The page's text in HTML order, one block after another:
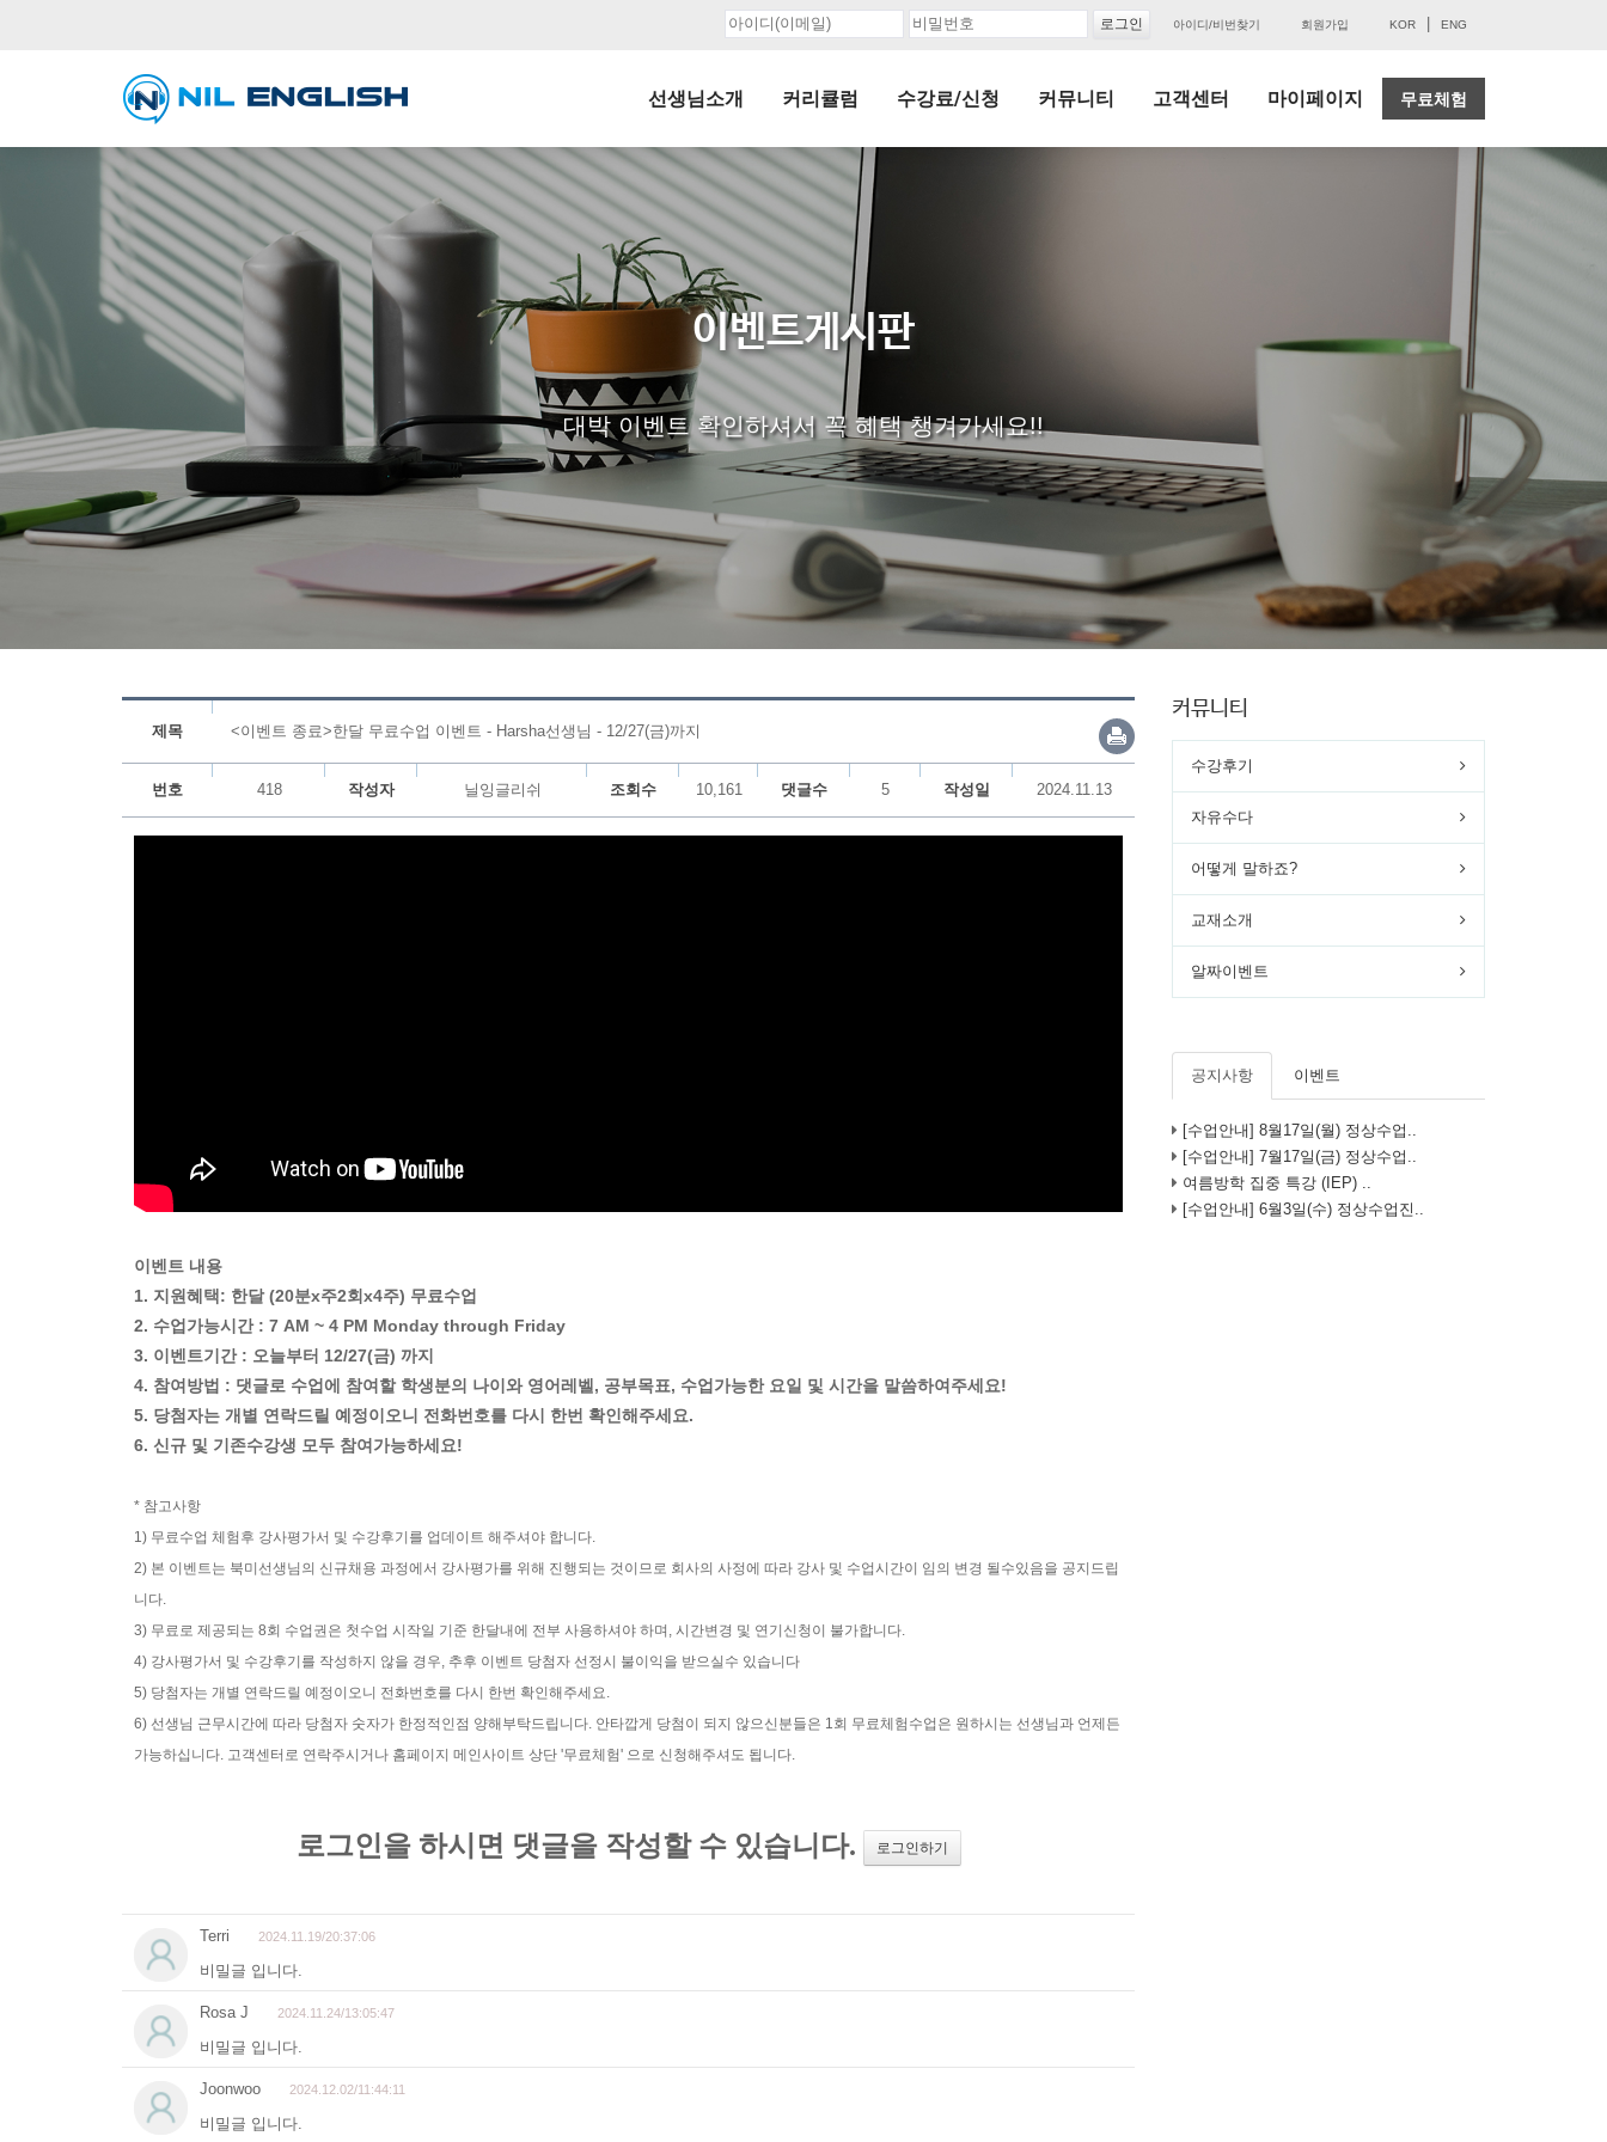
아이디/비번찾기 회원가입 KOR ENG
선생님소개 커리큘럼 수강료/신청 커뮤니티 고객센터 마이페이지 무료체험
이벤트게시판
대박 이벤트 확인하셔서 꼭 혜택 챙겨가세요!!
제목 <이벤트 종료>한달 무료수업 이벤트 - Harsha선생님 - 12/27(금)까지
번호 418 작성자 닐잉글리쉬 조회수 10,161 댓글수 5 작성일 2024.11.13
이벤트 내용
1. 지원혜택: 한달 (20분x주2회x4주) 무료수업
2. 수업가능시간 : 7 AM ~ 4 PM Monday through Friday
3. 이벤트기간 : 오늘부터 12/27(금) 까지
4. 참여방법 : 댓글로 수업에 참여할 학생분의 나이와 영어레벨, 공부목표, 수업가능한 요일 및 시간을 말씀하여주세요!
5. 당첨자는 개별 연락드릴 예정이오니 전화번호를 다시 한번 확인해주세요.
6. 신규 및 기존수강생 모두 참여가능하세요!
* 참고사항
1) 무료수업 체험후 강사평가서 및 수강후기를 업데이트 해주셔야 합니다.
2) 본 이벤트는 북미선생님의 신규채용 과정에서 강사평가를 위해 진행되는 것이므로 회사의 사정에 따라 강사 및 수업시간이 임의 변경 될수있음을 공지드립
니다.
3) 무료로 제공되는 8회 수업권은 첫수업 시작일 기준 한달내에 전부 사용하셔야 하며, 시간변경 및 연기신청이 불가합니다.
4) 강사평가서 및 수강후기를 작성하지 않을 경우, 추후 이벤트 당첨자 선정시 불이익을 받으실수 있습니다
5) 당첨자는 개별 연락드릴 예정이오니 전화번호를 다시 한번 확인해주세요.
6) 선생님 근무시간에 따라 당첨자 숫자가 한정적인점 양해부탁드립니다. 안타깝게 당첨이 되지 않으신분들은 1회 무료체험수업은 원하시는 선생님과 언제든
가능하십니다. 고객센터로 연락주시거나 홈페이지 메인사이트 상단 '무료체험' 으로 신청해주셔도 됩니다.
커뮤니티
수강후기
자유수다
어떻게 말하죠?
교재소개
알짜이벤트
공지사항 이벤트
[수업안내] 8월17일(월) 정상수업..
[수업안내] 7월17일(금) 정상수업..
여름방학 집중 특강 (IEP) ..
[수업안내] 6월3일(수) 정상수업진..